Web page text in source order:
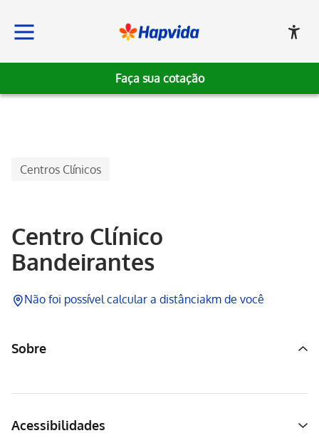
Faça sua cotação
Centros Clínicos
Centro Clínico
Bandeirantes
Não foi possível calcular a distânciakm de você
Sobre
Acessibilidades